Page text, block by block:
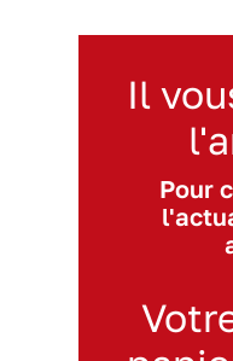
Il
Pour